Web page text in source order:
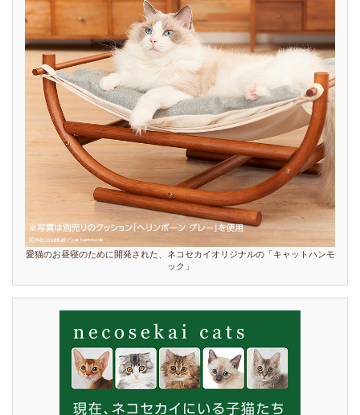
愛猫のお昼寝のために開発された、ネコセカイオリジナルの「キャットハンモ
ック」